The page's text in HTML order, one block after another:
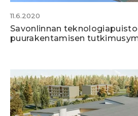
11.6.2020
Savonlinnan
puurakentamisen